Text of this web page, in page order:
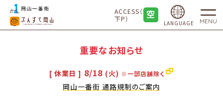
ACCESS（地
下P）
LANGUAGE MENU
重要なお知らせ
[ 休業日 ] 8/18 (火) ※一部店舗除く
岡山一番街 通路規制のご案内